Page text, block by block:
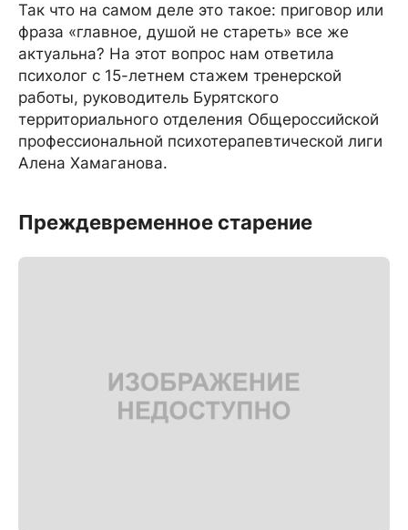
Так что на самом деле это такое: приговор или
фраза «главное, душой не стареть» все же
актуальна? На этот вопрос нам ответила
психолог с 15-летнем стажем тренерской
работы, руководитель Бурятского
территориального отделения Общероссийской
профессиональной психотерапевтической лиги
Алена Хамаганова.
Преждевременное старение